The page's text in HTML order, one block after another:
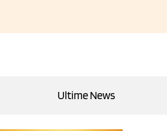
Ultime News